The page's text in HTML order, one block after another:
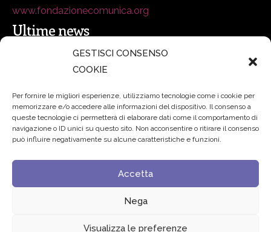
GESTISCI CONSENSO
COOKIE
Per fornire le migliori esperienze, utilizziamo tecnologie come i cookie per
memorizzare e/o accedere alle informazioni del dispositivo. Il consenso a
queste tecnologie ci permetterà di elaborare dati come il comportamento di
navigazione o ID unici su questo sito. Non acconsentire o ritirare il consenso
può influire negativamente su alcune caratteristiche e funzioni.
Accetta
Nega
Visualizza le preferenze
www.fondazionecomunica.org
Ultime news
secsolutionforum 2026: è Bologna la nuova capitale
Padre Benanti: «Intelligenza artificiale? Contro i nuovi
algoritmi del potere serve una governance condivisa»
Edvance – Digital Education Hub Higher Education